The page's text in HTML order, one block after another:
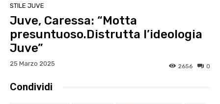
STILE JUVE
Juve, Caressa: “Motta
presuntuoso.Distrutta l’ideologia
Juve”
25 Marzo 2025 0
2656
Condividi